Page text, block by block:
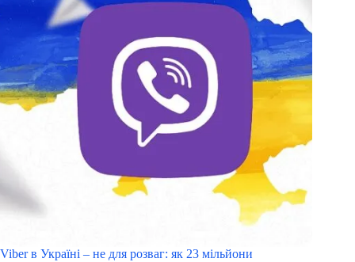
Viber в Україні – не для розваг: як 23 мільйони